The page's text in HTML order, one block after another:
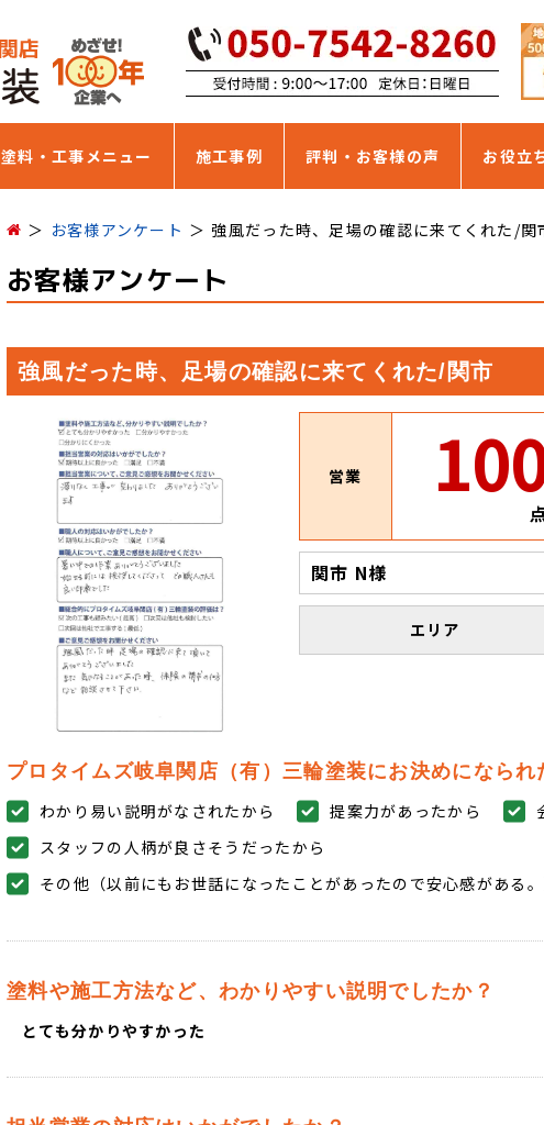
塗料・工事メニュー 施工事例 評判・お客様の声 お役立
お客様アンケート 強風だった時、足場の確認に来てくれた/関
お客様アンケート
強風だった時、足場の確認に来てくれた/関市
営業
関市 N様
エリア
プロタイムズ岐阜関店（有）三輪塗装にお決めになられ
わかり易い説明がなされたから
提案力があったから
スタッフの人柄が良さそうだったから
その他（以前にもお世話になったことがあったので安心感がある。
塗料や施工方法など、わかりやすい説明でしたか？
とても分かりやすかった